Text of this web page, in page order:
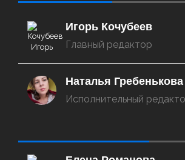
Игорь Кочубеев
Главный редактор
Наталья Гребенькова
Исполнительный